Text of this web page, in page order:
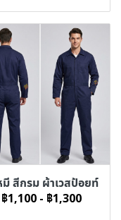
สีกรม ผ้าเวสป้อยท์
฿1,100 - ฿1,300